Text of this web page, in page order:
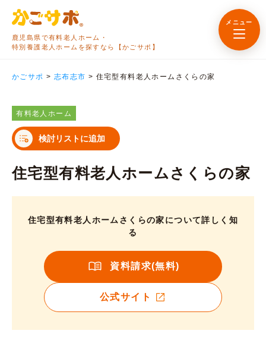
鹿児島県で有料老人ホーム・
特別養護老人ホームを探すなら【かごサポ】
メニュー
かごサポ > 志布志市 > 住宅型有料老人ホームさくらの家
有料老人ホーム
検討リストに追加
住宅型有料老人ホームさくらの家
住宅型有料老人ホームさくらの家について詳しく知
る
資料請求(無料)
公式サイト